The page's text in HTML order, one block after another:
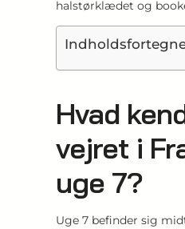
halstørklædet og
Hvad
vejret i
uge 7?
Uge 7 befinder sig